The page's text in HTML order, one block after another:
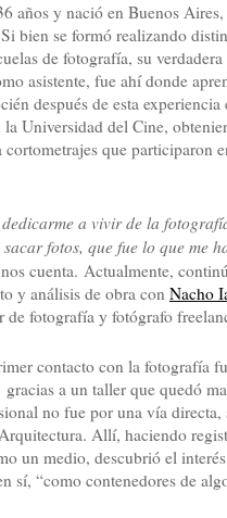
años y nació en Buenos
bien se formó realizando
de fotografía, su
asistente, fue ahí donde
después de esta
Universidad del Cine,
cortometrajes que participaron
dedicarme a vivir de la
fotos, que fue lo que me
cuenta. Actualmente,
y análisis de obra con Nacho
de fotografía y fotógrafo
contacto con la fotografía
gracias a un taller que quedó
no fue por una vía directa,
Allí, haciendo
un medio, descubrió el
sí, “como contenedores de